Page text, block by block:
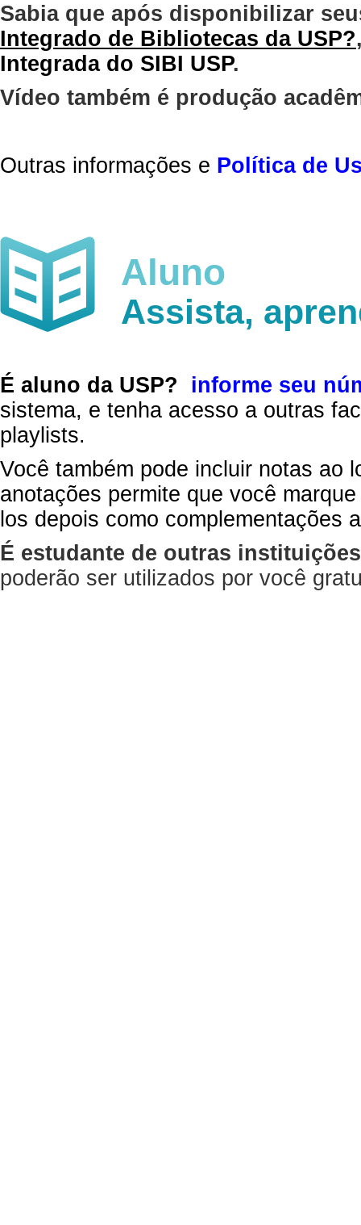
Sabia que após disponibilizar
Integrado de Bibliotecas da USP?
Integrada do SIBI USP.
Vídeo também é produção
Outras informações e Política de
Aluno
Assista,
É aluno da USP?
informe seu
sistema, e tenha acesso a outras
playlists.
Você também pode incluir notas ao
anotações permite que você
los depois como complementações
É estudante de outras
poderão ser utilizados por você